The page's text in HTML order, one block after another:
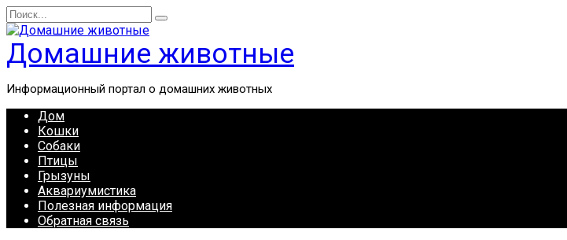
Перейти
к
содержанию
Search
for:
Домашние животные
Информационный портал о домашних животных
Дом
Кошки
Собаки
Птицы
Грызуны
Аквариумистика
Полезная информация
Обратная связь